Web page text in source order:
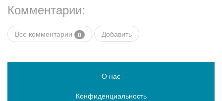
Комментарии:
Все комментарии 0 Добавить
О нас
Конфиденциальность